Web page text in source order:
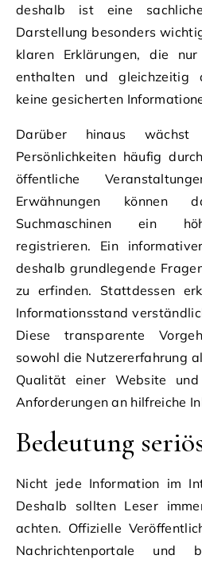
deshalb ist eine
Darstellung besonders
klaren Erklärungen, die
enthalten und gleichzeitig
keine gesicherten
Darüber hinaus
Persönlichkeiten häufig
öffentliche
Erwähnungen können
Suchmaschinen ein
registrieren. Ein
deshalb grundlegende
zu erfinden. Stattdessen
Informationsstand
Diese transparente
sowohl die Nutzererfahrung
Qualität einer Website
Anforderungen an hilfreiche
Bedeutung
Nicht jede Information im
Deshalb sollten Leser
achten. Offizielle
Nachrichtenportale und